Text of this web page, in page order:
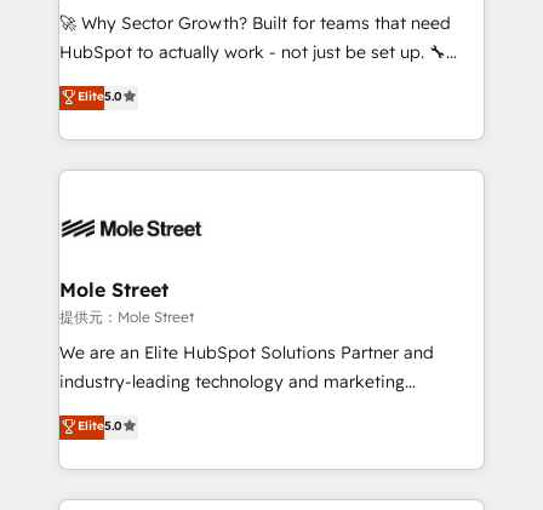
with good people' and have worked with incredible
brands. You can see some of them on our website,
🚀 Why Sector Growth? Built for teams that need
HubSpot to actually work - not just be set up. 🔧
HubSpot Experts: Onboarding, migrations,
automation, and training built for adoption. ⚡ Highly
Technical Execution: ERP, EMR and Custom
Integrations; complex builds delivered in weeks, not
workflows; automation agents; process optimization
Healthcare: HIPAA implementations; secure data
workflows 💼 Financial Services: compliant
workflows; audit-ready reporting ⚖️ Legal: client
intake; pipeline and document workflows 🛒 E-
revenue automation 🏢 Real Estate: deal pipelines;
portfolio and lifecycle management 🏭
Elite5.0
Mole Street
提供元：Mole Street
We are an Elite HubSpot Solutions Partner and
industry-leading technology and marketing
consultancy. Our focus is on enterprise and mid-
market B2B companies globally that want a strategic
approach to execute their goals through creative
applications of our solutions; Technical HubSpot
Elite5.0